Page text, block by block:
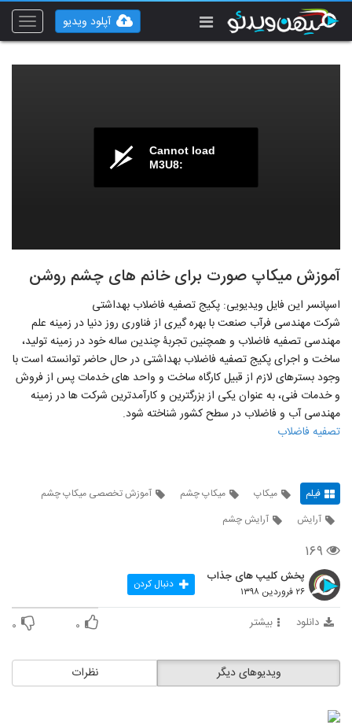
Toggle
آپلود ویدیو
Cannot load
M3U8:
آموزش میکاپ صورت برای خانم های چشم روشن
اسپانسر این فایل ویدیویی: پکیج تصفیه فاضلاب بهداشتی
شرکت مهندسی فرآب صنعت با بهره گیری از فناوری روز دنیا در زمینه علم
مهندسی تصفیه فاضلاب و همچنین تجربۀ چندین ساله خود در زمینه تولید،
ساخت و اجرای پکیج تصفیه فاضلاب بهداشتی در حال حاضر توانسته است با
وجود بسترهای لازم از قبیل کارگاه ساخت و واحد های خدمات پس از فروش
و خدمات فنی، به عنوان یکی از بزرگترین و کارآمدترین شرکت ها در زمینه
مهندسی آب و فاضلاب در سطح کشور شناخته شود.
تصفیه فاضلاب
فیلم میکاپ میکاپ چشم
آموزش تخصصی میکاپ چشم
آرایش
آرایش چشم
۱۶۹
پخش کلیپ های جذاب
۲۶ فروردین ۱۳۹۸ دنبال کردن
دانلود بیشتر ۰ ۰
نظرات ویدیوهای دیگر